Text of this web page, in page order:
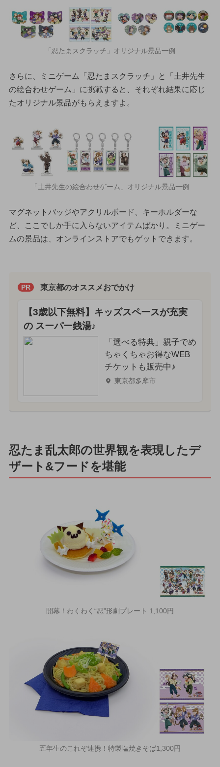
「忍たまスクラッチ」オリジナル景品一例
さらに、ミニゲーム「忍たまスクラッチ」と「土井先生
の絵合わせゲーム」に挑戦すると、それぞれ結果に応じ
たオリジナル景品がもらえますよ。
「土井先生の絵合わせゲーム」オリジナル景品一例
マグネットバッジやアクリルボード、キーホルダーな
ど、ここでしか手に入らないアイテムばかり。ミニゲー
ムの景品は、オンラインストアでもゲットできます。
PR 東京都のオススメおでかけ
【3歳以下無料】キッズスペースが充実
の スーパー銭湯♪
「選べる特典」親子でめ
ちゃくちゃお得なWEB
チケットも販売中♪
東京都多摩市
忍たま乱太郎の世界観を表現したデ
ザート&フードを堪能
開幕！わくわく“忍”形劇プレート 1,100円
五年生のこれぞ連携！特製塩焼きそば1,300円